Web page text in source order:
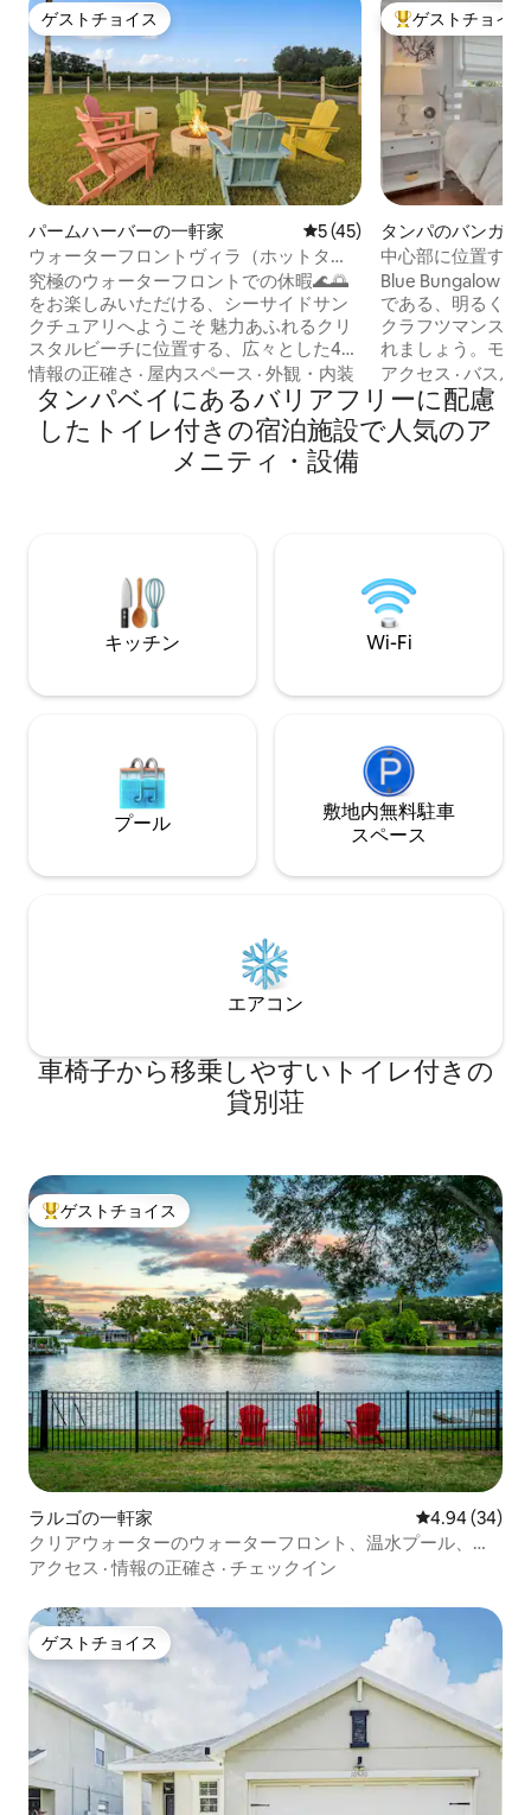
ゲストチョイス
ゲストチョイス
パームハーバーの一軒家 レビュー45件、5つ星中5つ
5 (45)
ウォーターフロントヴィラ（ホットタ
ブ、ゲームルーム、カヤック、自転車付
き）
究極のウォーターフロントでの休暇🌊🌅
をお楽しみいただける、シーサイドサン
クチュアリへようこそ 魅力あふれるクリ
スタルビーチに位置する、広々とした4ベ
ッドルーム、2.5バスルームのリゾートで
す。贅沢さ、快適さ、海辺での楽しみを
完璧に融合させています。 イントラコー
スタルから直接アクセスできるカヤック
に乗ったり、遮るもののない夕日を眺め
行、結婚式の週末などに最適です。また
は、単に海辺で過ごす時間を楽しみたい
という理由だけでも、ぜひご利用くださ
情報の正確さ · 屋内スペース · 外観・内装
大好評のゲスト
ゲストチョイス
タンパのバンガロ
中心部に位置する
ーの隠れ家
Blue Bungalow
である、明るく清
クラフツマンスタ
れましょう。モダ
良い快適さが融合
スと仕事のための
ン。 主な特徴は次の
器具のそろったグル
チの必需品：ビー
への日帰り旅行用
アクセス ·バスル
タンパベイにあるバリアフリーに配慮
したトイレ付きの宿泊施設で人気のア
メニティ・設備
キッチン Wi-Fi
プール
敷地内無料駐⁠車
ス⁠ペ⁠ー⁠ス
エアコン
車椅子から移乗しやすいトイレ付きの
貸別荘
大好評のゲストチョイスです。
ゲストチョイス
ラルゴの一軒家 レビュー34
4.94 (34)
クリアウォーターのウォーターフロント、温水プール、ゲ
ームルーム、ファイヤーピット
アクセス ·情報の正確さ · チェックイン
ゲストチョイス
ゲストチョイス